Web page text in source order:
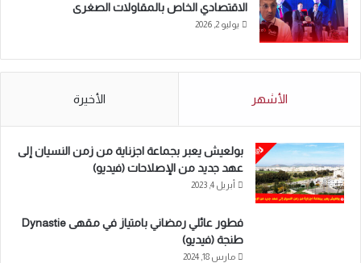
الاقتصادي الخاص بالمقاولات الصغرى
يوليو 2, 2026
الأشهر الأخيرة
بولعيش يعبر بجماعة اجزناية من زمن النسيان إلى
عهد جديد من الإصلاحات (فيديو)
أبريل 4, 2023
فطور عائلي رمضاني بامتياز في مقهى Dynastie
طنجة (فيديو)
مارس 18, 2024